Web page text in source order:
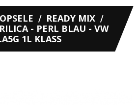
READY MIX
- PERL BLAU - VW
1L KLASS